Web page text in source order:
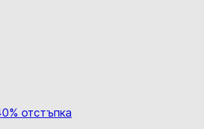
отстъпка